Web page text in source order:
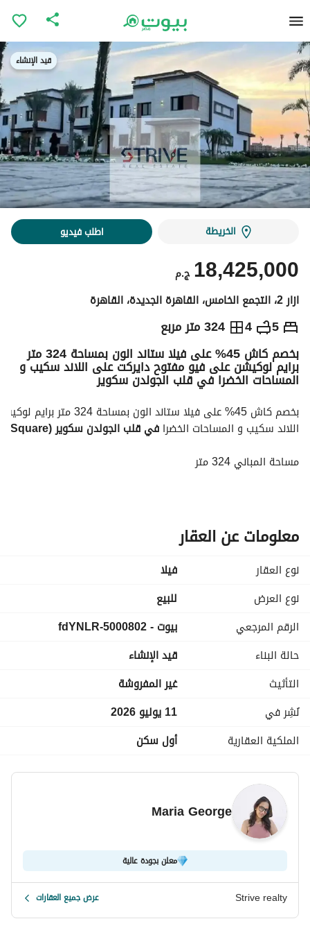
قيد الإنشاء
قيد الإنشاء
الخريطة اطلب فيديو
ج.م 18,425,000
ازار 2، التجمع الخامس، القاهرة الجديدة، القاهرة
5
4 324 متر مربع ج.م 18,425,000
الاماكن القريبة بخصم كاش 45% على فيلا ستاند الون بمساحة 324 متر
برايم لوكيشن على فيو مفتوح دايركت على اللاند سكيب و
المساحات الخضرا في قلب الجولدن سكوير
اللاند سكيب و المساحات الخضرا في قلب الجولدن سكوير (Golden Square) بالقاهرة الجديدة
مساحة المباني 324 متر
رسيبشن كبير 3 قطع
غرفة للناني بحمام خاص
السعر الاجمالي بعد خصم 45% : 18,425,000
تقسيط مرنة تصل إلى 12 عامًا.
أبرز تفاصيل كمبوند ديجار التجمع الخامس:
المدرب تدريبًا عاليًا مكرس لمساعدتك في العثور على أفضل الفرص
نحن نغطي المناطق الرئيسية بما في ذلك:
في كل خطوة على الطريق.
اتصل بنا للاستشارة:
معلومات عن العقار
نوع العقار
فیلا
نوع العرض
للبيع
الرقم المرجعي
بيوت - 5000802-fdYNLR
حالة البناء
قيد الإنشاء
التأثيث
غير المفروشة
نُشِر في
11 يوليو 2026
الملكية العقارية
أول سكن
Maria George
معلن بجودة عالية
Strive realty عرض جميع العقارات